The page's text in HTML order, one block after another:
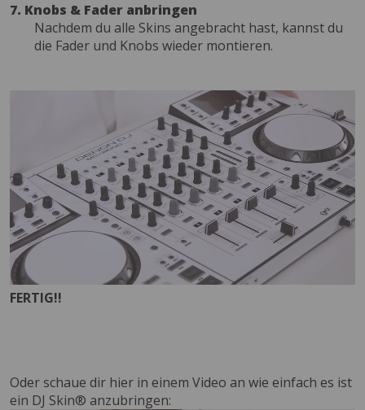
7. Knobs & Fader anbringen
Nachdem du alle Skins angebracht hast, kannst du
die Fader und Knobs wieder montieren.
FERTIG!!
Oder schaue dir hier in einem Video an wie einfach es ist
ein DJ Skin® anzubringen: